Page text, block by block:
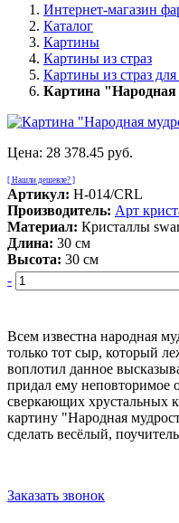
Интернет-магазин
Каталог
Картины
Картины из страз
Картины из страз
Картина
Цена: 28 378.45 руб.
[ Нашли дешевле? ]
Артикул: Н-014/CRL
Производитель: Арт
Материал: Кристаллы
Длина: 30 см
Высота: 30 см
-
Всем известна народная
только тот сыр, который
воплотил данное
придал ему неповторимое
сверкающих хрустальных
картину "Народная
сделать весёлый,
Заказать звонок